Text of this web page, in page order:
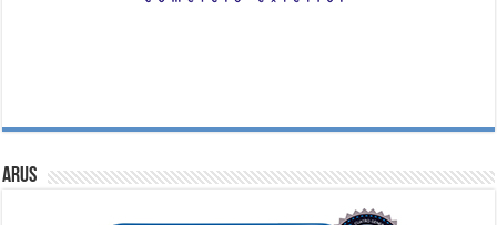
ARUS